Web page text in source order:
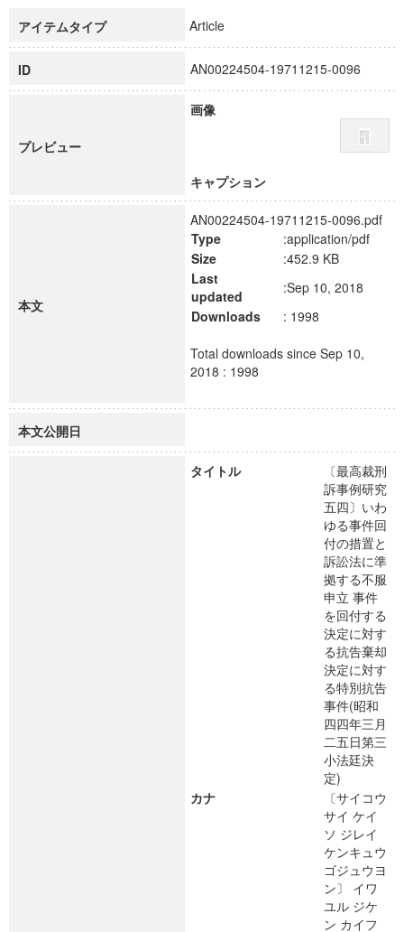
慶應義塾大学グローバルCOEプログラム市民社会ガバナンス
慶應義塾大学グローバルCOEプログラム論理と感性の先端的
博士課程教育リーディングプログラム「超成熟社会発展のサ
学術雑誌掲載論文等(8)
アイテムタイプ Article
ID AN00224504-19711215-0096
プレビュー
画像
キャプション
本文
AN00224504-19711215-0096.pdf
Type
:application/pdf
Size
:452.9 KB
Last
updated
:Sep 10, 2018
Downloads
: 1998
Total downloads since Sep 10,
2018 : 1998
本文公開日
タイトル
〔最高裁刑
訴事例研究
五四〕いわ
ゆる事件回
付の措置と
訴訟法に準
拠する不服
申立 事件
を回付する
決定に対す
る抗告棄却
決定に対す
る特別抗告
事件(昭和
四四年三月
二五日第三
小法廷決
定)
カナ
〔サイコウ
サイ ケイ
ソ ジレイ
ケンキュウ
ゴジュウヨ
ン〕 イワ
ユル ジケ
ン カイフ